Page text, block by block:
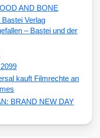
AND BONE
– Bastei und der
kauft Filmrechte an
BRAND NEW DAY